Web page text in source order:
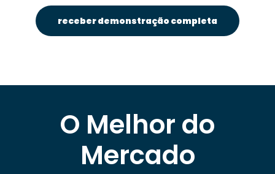
receber demonstração completa
O Melhor do
Mercado